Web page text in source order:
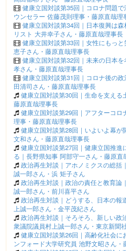
健康立国対談第35回｜コロナ問題
ウンセラー 佐藤茂則理事・藤原直哉理
健康立国対談第34回｜日本復興は
リスト 大井幸子さん・藤原直哉理事長
健康立国対談第33回｜女性にもっ
恵子さん・藤原直哉理事長
健康立国対談第32回｜未来の日本
孝さん・藤原直哉理事長
健康立国対談第31回｜コロナ後の
田清司さん・藤原直哉理事長
健康立国対談第30回｜生命を支える
藤原直哉理事長
健康立国対談第29回｜アフターコロ
理事・藤原直哉理事長
健康立国対談第28回｜いよいよ幕が
文和さん・藤原直哉理事長
健康立国対談第27回｜健康立国推進
る｜長野県知事 阿部守一さん・藤原直
政治再生対談｜アホノミクスの総括
誠一郎さん・浜 矩子さん
政治再生対談｜政治の責任と教育論
誠一郎さん・前川喜平さん
政治再生対談｜どうする、日本の報
上誠一郎さん・金平茂紀さん
政治再生対談｜そろそろ、新しい政
衆議院議員村上誠一郎さん・東京新聞
健康立国対談第26回｜高齢化社会に
ンフォード大学研究員 池野文昭さん・